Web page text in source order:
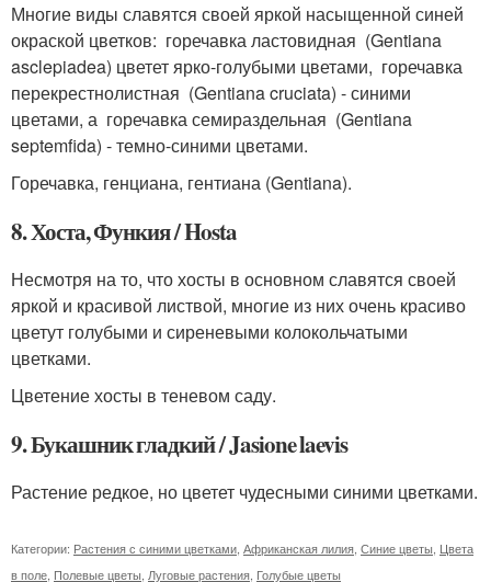
Многие виды славятся своей яркой насыщенной синей
окраской цветков: горечавка ластовидная (Gentiana
asclepiadea) цветет ярко-голубыми цветами, горечавка
перекрестнолистная (Gentiana cruciata) - синими
цветами, а горечавка семираздельная (Gentiana
septemfida) - темно-синими цветами.
Горечавка, генциана, гентиана (Gentiana).
8. Хоста, Функия / Hosta
Несмотря на то, что хосты в основном славятся своей
яркой и красивой листвой, многие из них очень красиво
цветут голубыми и сиреневыми колокольчатыми
цветками.
Цветение хосты в теневом саду.
9. Букашник гладкий / Jasione laevis
Растение редкое, но цветет чудесными синими цветками.
Категории: Растения с синими цветками Африканская лилия Синие цветы Цвета
в поле Полевые цветы Луговые растения Голубые цветы